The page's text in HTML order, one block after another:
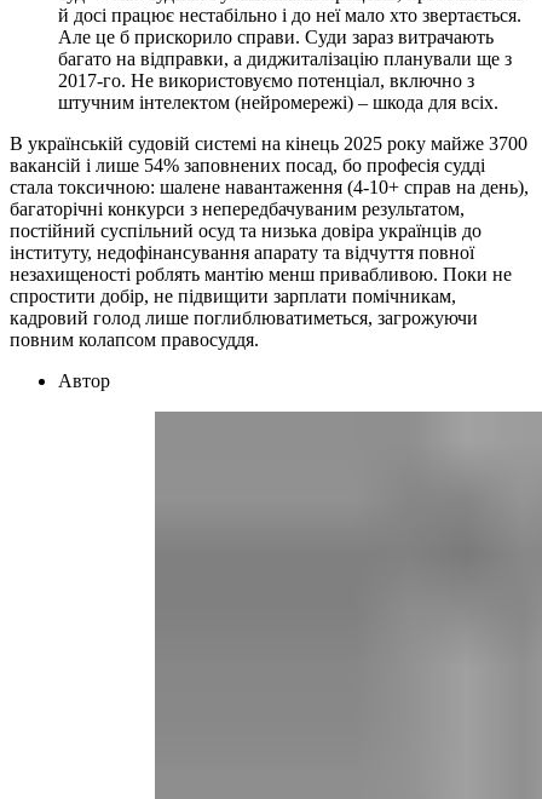
й досі працює нестабільно і до неї мало хто звертається.
Але це б прискорило справи. Суди зараз витрачають
багато на відправки, а диджиталізацію планували ще з
2017-го. Не використовуємо потенціал, включно з
штучним інтелектом (нейромережі) – шкода для всіх.
В українській судовій системі на кінець 2025 року майже 3700
вакансій і лише 54% заповнених посад, бо професія судді
стала токсичною: шалене навантаження (4-10+ справ на день),
багаторічні конкурси з непередбачуваним результатом,
постійний суспільний осуд та низька довіра українців до
інституту, недофінансування апарату та відчуття повної
незахищеності роблять мантію менш привабливою. Поки не
спростити добір, не підвищити зарплати помічникам,
кадровий голод лише поглиблюватиметься, загрожуючи
повним колапсом правосуддя.
Автор